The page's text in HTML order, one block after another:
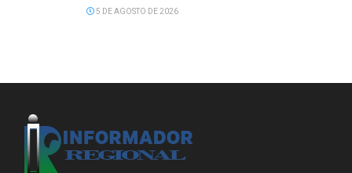
5 DE AGOSTO DE 2026